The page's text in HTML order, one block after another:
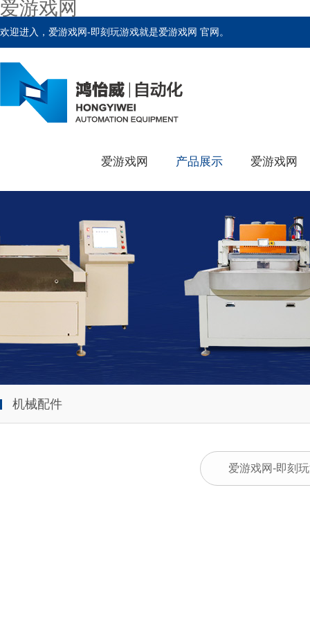
爱游戏网
欢迎进入，爱游戏网-即刻玩游戏就是爱游戏网 官网。
爱游戏网 产品展示 爱游戏网
机械配件
爱游戏网-即刻